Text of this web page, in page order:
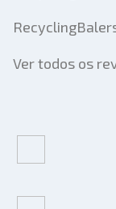
Ver todos os